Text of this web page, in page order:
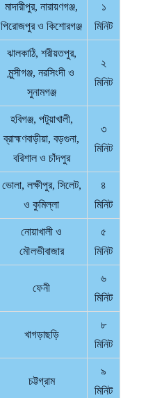
মাদারীপুর, নারায়ণগঞ্জ,
পিরোজপুর ও কিশোরগঞ্জ
১
মিনিট
ঝালকাঠি, শরীয়তপুর,
মুন্সীগঞ্জ, নরসিংদী ও
সুনামগঞ্জ
২
মিনিট
হবিগঞ্জ, পটুয়াখালী,
ব্রাহ্মণবাড়ীয়া, বড়গুনা,
বরিশাল ও চাঁদপুর
৩
মিনিট
ভোলা, লক্ষীপুর, সিলেট,
ও কুমিল্লা
৪
মিনিট
নোয়াখালী ও
মৌলভীবাজার
৫
মিনিট
ফেনী
৬
মিনিট
খাগড়াছড়ি
৮
মিনিট
চট্টগ্রাম
৯
মিনিট